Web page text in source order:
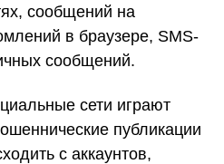
сообщений на
в браузере, SMS-
сообщений.
сети играют
публикации
с аккаунтов,